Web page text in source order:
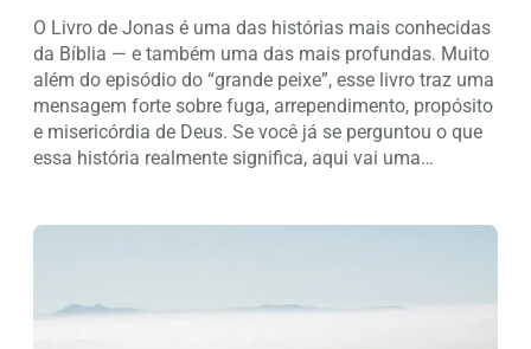
O Livro de Jonas é uma das histórias mais conhecidas
da Bíblia — e também uma das mais profundas. Muito
além do episódio do “grande peixe”, esse livro traz uma
mensagem forte sobre fuga, arrependimento, propósito
e misericórdia de Deus. Se você já se perguntou o que
essa história realmente significa, aqui vai uma…